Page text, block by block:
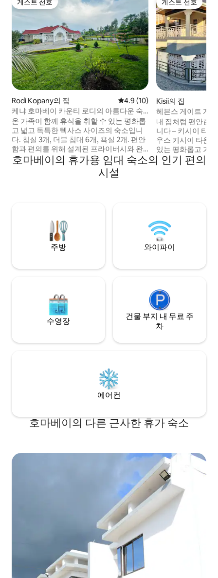
게스트 선호
게스트 선호
Rodi Kopany의 집 평점 4.9점(5점 만점), 후기 10
4.9 (10)
케냐 호마베이 카운티 로디의 아름다운 숙
소
온 가족이 함께 휴식을 취할 수 있는 평화롭
고 넓고 독특한 텍사스 사이즈의 숙소입니
다. 침실 3개, 더블 침대 6개, 욕실 2개. 편안
함과 편의를 위해 설계된 프라이버시와 완
벽한 기능을 갖춘 따뜻하고 가정적인 분위
기를 제공합니다. 하우스키핑 서비스는 하
루에 1,000Ksh로 청소와 요리를 도와드립
게스트 선호
게스트 선호
Kisii의 집
헤븐스 게이트 게
3개.
내 집처럼 편안한
니다 – 키시이 타
우스 키시이 타운 중심지에서 몇 분 거리에
있는 평화롭고 가
한 저희 새롭게 오
온함과 편리함의
호마베이의 휴가용 임대 숙소의 인기 편의
시설
주방 와이파이
수영장
건물 부지 내 무료 주
차
에어컨
호마베이의 다른 근사한 휴가 숙소